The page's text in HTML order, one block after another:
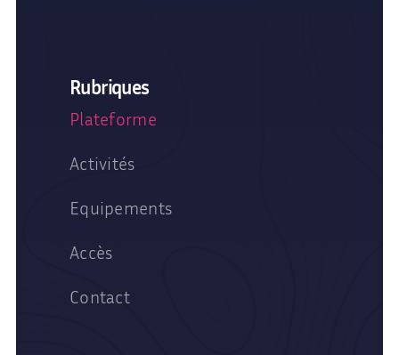
Rubriques
Plateforme
Activités
Equipements
Accès
Contact